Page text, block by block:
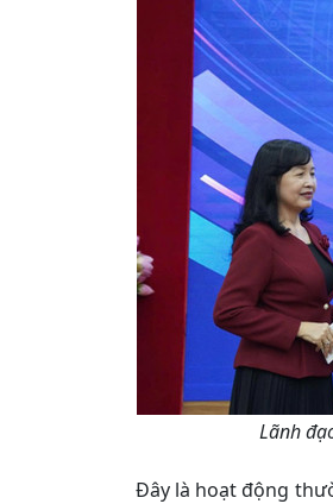
Lãnh
Đây là hoạt động